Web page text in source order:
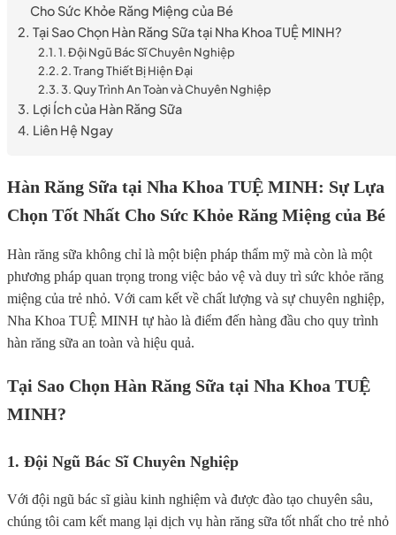
Cho Sức Khỏe Răng Miệng của Bé
Tại Sao Chọn Hàn Răng Sữa tại Nha Khoa TUỆ MINH?
1. Đội Ngũ Bác Sĩ Chuyên Nghiệp
2. Trang Thiết Bị Hiện Đại
3. Quy Trình An Toàn và Chuyên Nghiệp
Lợi Ích của Hàn Răng Sữa
Liên Hệ Ngay
Hàn Răng Sữa tại Nha Khoa TUỆ MINH: Sự Lựa
Chọn Tốt Nhất Cho Sức Khỏe Răng Miệng của Bé
Hàn răng sữa không chỉ là một biện pháp thẩm mỹ mà còn là một
phương pháp quan trọng trong việc bảo vệ và duy trì sức khỏe răng
miệng của trẻ nhỏ. Với cam kết về chất lượng và sự chuyên nghiệp,
Nha Khoa TUỆ MINH tự hào là điểm đến hàng đầu cho quy trình
hàn răng sữa an toàn và hiệu quả.
Tại Sao Chọn Hàn Răng Sữa tại Nha Khoa TUỆ
MINH?
1. Đội Ngũ Bác Sĩ Chuyên Nghiệp
Với đội ngũ bác sĩ giàu kinh nghiệm và được đào tạo chuyên sâu,
chúng tôi cam kết mang lại dịch vụ hàn răng sữa tốt nhất cho trẻ nhỏ